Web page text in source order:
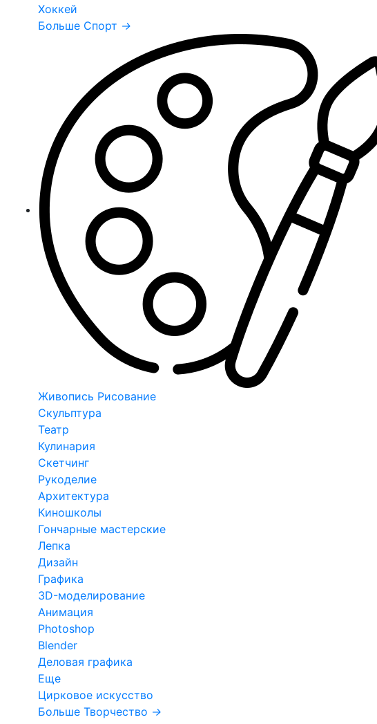
Хоккей
Больше Спорт →
Живопись Рисование
Скульптура
Театр
Кулинария
Скетчинг
Рукоделие
Архитектура
Киношколы
Гончарные мастерские
Лепка
Дизайн
Графика
3D-моделирование
Анимация
Photoshop
Blender
Деловая графика
Еще
Цирковое искусство
Больше Творчество →